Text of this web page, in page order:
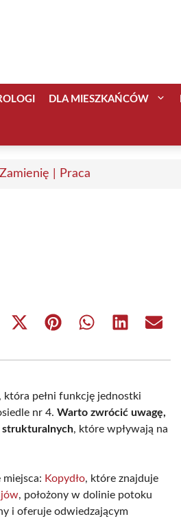
DLA MIESZKAŃCÓW
| Praca
Share
(Twitter)
Share Share Share Share
która pełni funkcję jednostki
nr 4.Warto zwrócić uwagę,
strukturalnych, które wpływają na
Kopydło, które znajduje
, położony w dolinie potoku
i oferuje odwiedzającym